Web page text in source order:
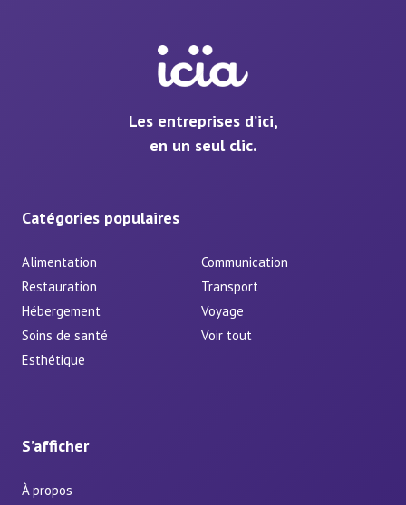
Les entreprises d’ici,
en un seul clic.
Catégories populaires
Alimentation
Communication
Restauration
Transport
Hébergement
Voyage
Soins de santé
Voir tout
Esthétique
S’afficher
À propos